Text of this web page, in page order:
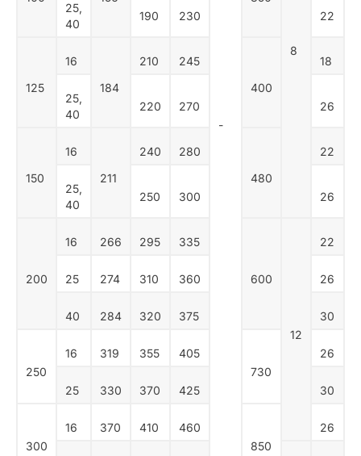
-
8
25,
40
190 230 22
125
16
184
210
245
400
18
25,
40
220 270 26
150
16
211
240
280
480
22
25,
40
250 300 26
200
16 266 295 335
600
12
22
25 274 310 360 26
40 284 320 375 30
250
16 319 355
405
730
26
25 330 370 425 30
300
16 370 410
460
850
26